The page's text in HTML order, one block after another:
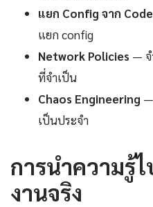
แยก Config จาก Code
แยก config
Network Policies — จ
ที่จำเป็น
Chaos Engineering
เป็นประจำ
การนำความรู้
งานจริง